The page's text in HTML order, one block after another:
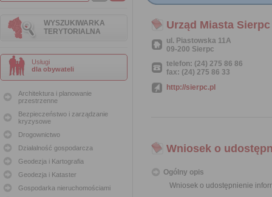
WYSZUKIWARKA
TERYTORIALNA
Usługi
dla obywateli
Architektura i planowanie
przestrzenne
Bezpieczeństwo i zarządzanie
kryzysowe
Drogownictwo
Działalność gospodarcza
Geodezja i Kartografia
Geodezja i Kataster
Gospodarka nieruchomościami
Urząd Miasta Sierpc
ul. Piastowska 11A
09-200 Sierpc
telefon: (24) 275 86 86
fax: (24) 275 86 33
http://sierpc.pl
Wniosek o
Ogólny opis
Wniosek o udostępnienie